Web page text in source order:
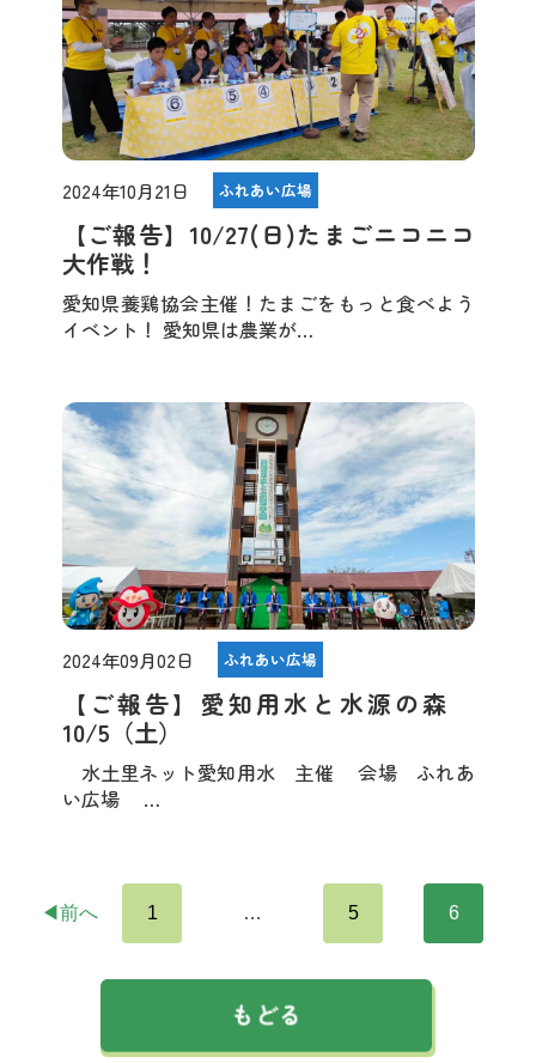
2024年10月21日 ふれあい広場
【ご報告】10/27(日)たまごニコニコ
大作戦！
愛知県養鶏協会主催！たまごをもっと食べよう
イベント！ 愛知県は農業が…
2024年09月02日 ふれあい広場
【ご報告】愛知用水と水源の森
10/5（土）
水土里ネット愛知用水 主催 会場 ふれあ
い広場 …
◀前へ 1 … 5 6